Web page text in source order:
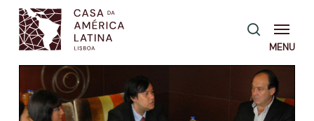
Skip
main
content
pesquisa
Menu